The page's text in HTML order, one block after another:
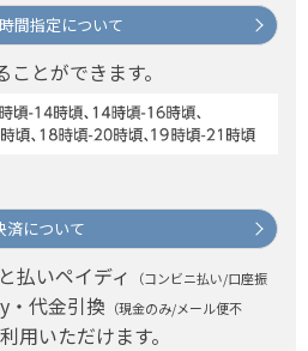
間指定について
とができます。
済について
払いペイディ
（コンビニ払い/口座振
・代金引換 （現金のみ/メール便不
用いただけます。